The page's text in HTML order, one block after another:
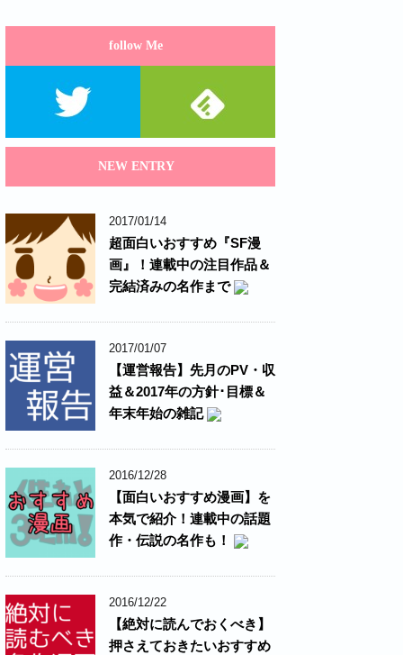
follow Me
NEW ENTRY
2017/01/14
超面白いおすすめ『SF漫
画』！連載中の注目作品＆
完結済みの名作まで
2017/01/07
【運営報告】先月のPV・収
益＆2017年の方針･目標＆
年末年始の雑記
2016/12/28
【面白いおすすめ漫画】を
本気で紹介！連載中の話題
作・伝説の名作も！
2016/12/22
【絶対に読んでおくべき】
押さえておきたいおすすめ